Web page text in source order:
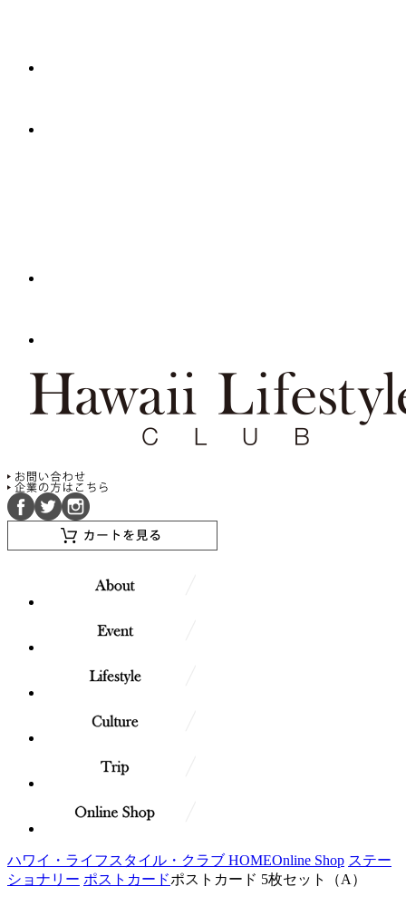
ハワイ・ライフスタイル・クラブ HOMEOnline Shop ステー
ショナリー ポストカードポストカード 5枚セット（A）